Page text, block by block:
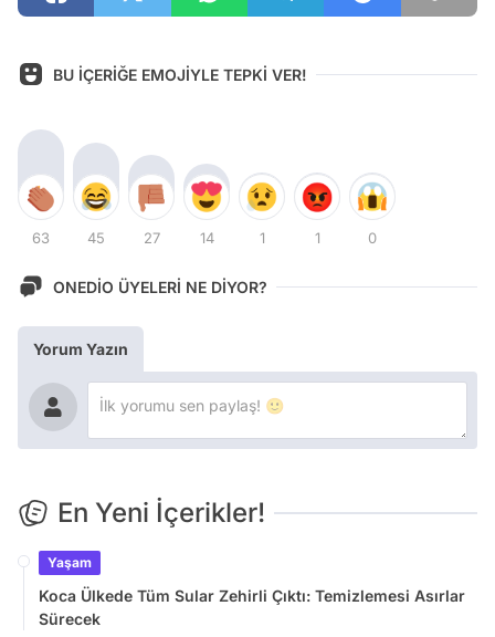
BU İÇERİĞE EMOJİYLE TEPKİ VER!
63 45 27 14 1 1 0
ONEDİO ÜYELERİ NE DİYOR?
Yorum Yazın
En Yeni İçerikler!
Yaşam
Koca Ülkede Tüm Sular Zehirli Çıktı: Temizlemesi Asırlar
Sürecek